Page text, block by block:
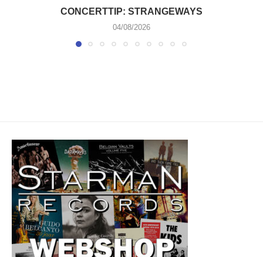
CONCERTTIP: STRANGEWAYS
04/08/2026